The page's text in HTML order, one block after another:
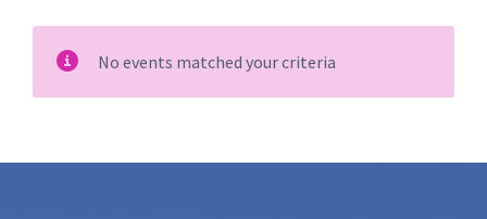
No events matched your criteria